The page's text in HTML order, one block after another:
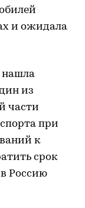
и ожидала
нашла
из
части
при
к
срок
Россию